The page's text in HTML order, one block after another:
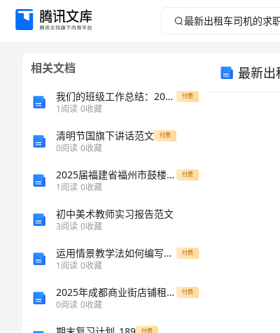
最
相关文档
我们的班级工作总结：2023年的成长与进步 付费
1阅读 0收藏
清明节国旗下讲话范文 付费
0阅读 0收藏
2025届福建省福州市鼓楼区鼓楼区延安中学九年级中考一模化学达标检测试题含解析 付费
1阅读 0收藏
初中美术教师实习报告范文
3阅读 0收藏
运用情景教学法如何编写小学三年级数学《简单的时间计算》教案 付费
1阅读 0收藏
2025年成都商业街店铺租赁合同书 付费
0阅读 0收藏
付费
最新出